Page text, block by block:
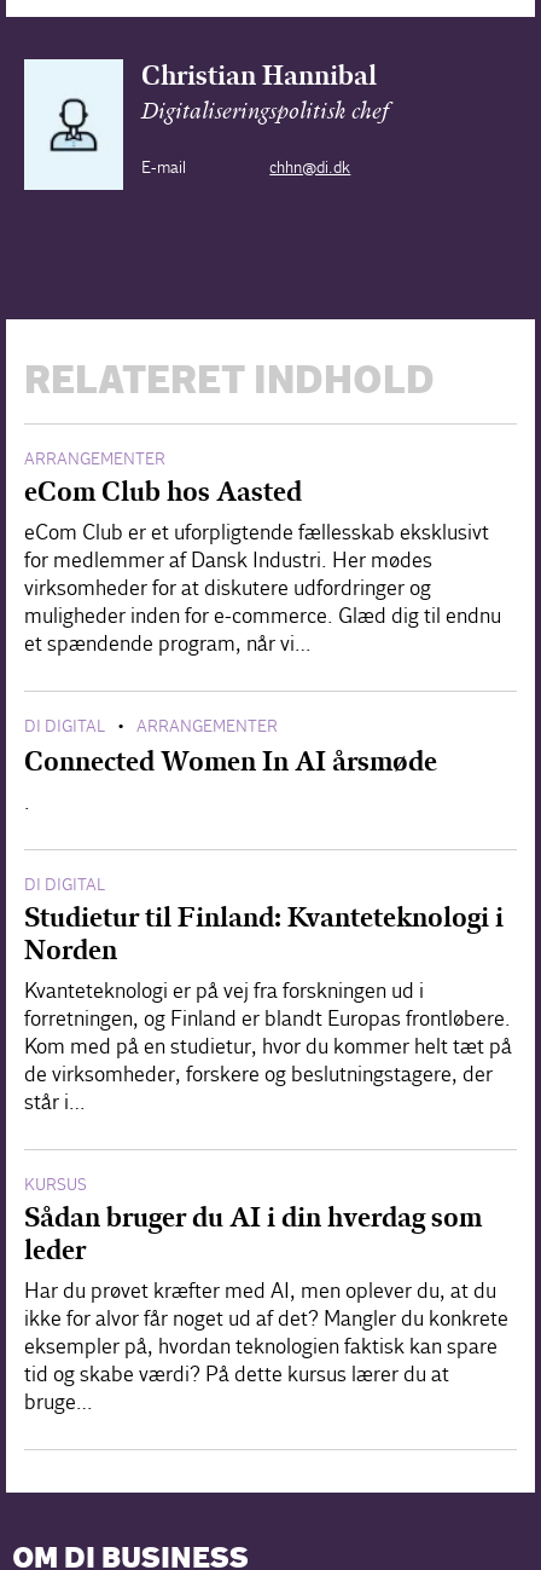
Christian Hannibal
Digitaliseringspolitisk chef
E-mail chhn@di.dk
RELATERET INDHOLD
ARRANGEMENTER
eCom Club hos Aasted
eCom Club er et uforpligtende fællesskab eksklusivt
for medlemmer af Dansk Industri. Her mødes
virksomheder for at diskutere udfordringer og
muligheder inden for e-commerce. Glæd dig til endnu
et spændende program, når vi…
DI DIGITAL • ARRANGEMENTER
Connected Women In AI årsmøde
.
DI DIGITAL
Studietur til Finland: Kvanteteknologi i
Norden
Kvanteteknologi er på vej fra forskningen ud i
forretningen, og Finland er blandt Europas frontløbere.
Kom med på en studietur, hvor du kommer helt tæt på
de virksomheder, forskere og beslutningstagere, der
står i…
KURSUS
Sådan bruger du AI i din hverdag som
leder
Har du prøvet kræfter med AI, men oplever du, at du
ikke for alvor får noget ud af det? Mangler du konkrete
eksempler på, hvordan teknologien faktisk kan spare
tid og skabe værdi? På dette kursus lærer du at
bruge…
OM DI BUSINESS